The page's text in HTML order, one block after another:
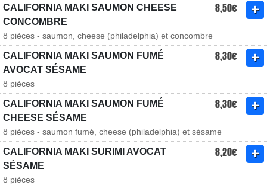
CALIFORNIA MAKI SAUMON CHEESE
CONCOMBRE
8,50€
8 pièces - saumon, cheese (philadelphia) et concombre
CALIFORNIA MAKI SAUMON FUMÉ
AVOCAT SÉSAME
8,30€
8 pièces
CALIFORNIA MAKI SAUMON FUMÉ
CHEESE SÉSAME
8,30€
8 pièces - saumon fumé, cheese (philadelphia) et sésame
CALIFORNIA MAKI SURIMI AVOCAT
SÉSAME
8,20€
8 pièces